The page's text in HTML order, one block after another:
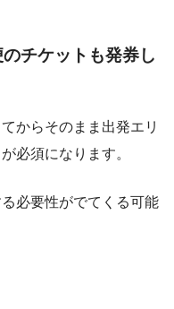
チケットも発券し
からそのまま出発エリ
必須になります。
必要性がでてくる可能